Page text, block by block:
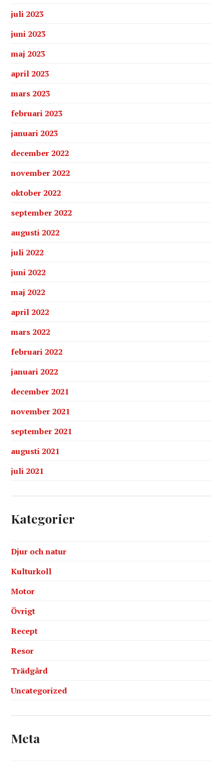
juli 2023
juni 2023
maj 2023
april 2023
mars 2023
februari 2023
januari 2023
december 2022
november 2022
oktober 2022
september 2022
augusti 2022
juli 2022
juni 2022
maj 2022
april 2022
mars 2022
februari 2022
januari 2022
december 2021
november 2021
september 2021
augusti 2021
juli 2021
Kategorier
Djur och natur
Kulturkoll
Motor
Övrigt
Recept
Resor
Trädgård
Uncategorized
Meta